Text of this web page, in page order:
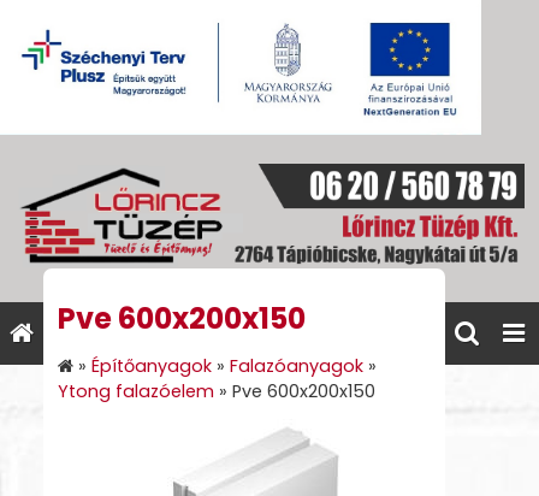
Pve 600x200x150
» Építőanyagok » Falazóanyagok »
Ytong falazóelem » Pve 600x200x150